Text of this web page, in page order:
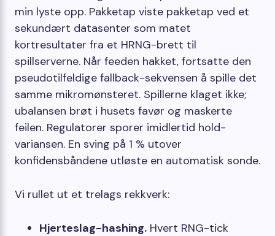
min lyste opp. Pakketap viste pakketap ved et
sekundært datasenter som matet
kortresultater fra et HRNG-brett til
spillserverne. Når feeden hakket, fortsatte den
pseudotilfeldige fallback-sekvensen å spille det
samme mikromønsteret. Spillerne klaget ikke;
ubalansen brøt i husets favør og maskerte
feilen. Regulatorer sporer imidlertid hold-
variansen. En sving på 1 % utover
konfidensbåndene utløste en automatisk sonde.
Vi rullet ut et trelags rekkverk:
Hjerteslag-hashing. Hvert RNG-tick